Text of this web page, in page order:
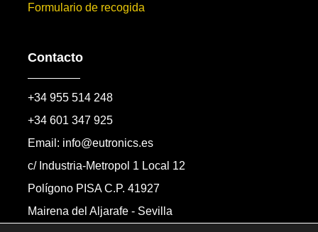
Formulario de recogida
Contacto
+34 955 514 248
+34 601 347 925
Email: info@eutronics.es
c/ Industria-Metropol 1 Local 12
Polígono PISA C.P. 41927
Mairena del Aljarafe - Sevilla